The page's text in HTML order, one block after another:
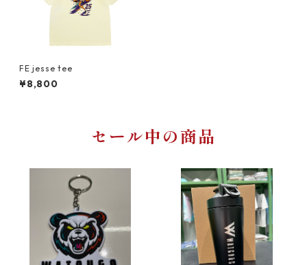
FE jesse tee
¥8,800
セール中の商品